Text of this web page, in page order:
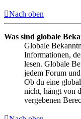
Nach oben
Was sind globale
Globale
Informationen,
lesen. Globale
jedem Forum
Ob du eine
nicht, hängt von
vergebenen